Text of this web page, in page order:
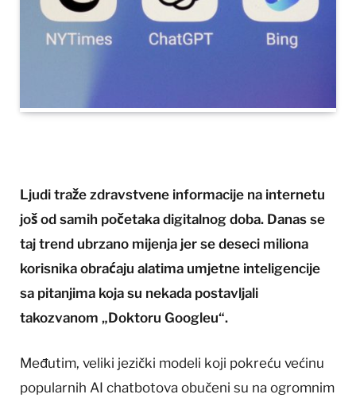
Ljudi traže zdravstvene informacije na internetu
još od samih početaka digitalnog doba. Danas se
taj trend ubrzano mijenja jer se deseci miliona
korisnika obraćaju alatima umjetne inteligencije
sa pitanjima koja su nekada postavljali
takozvanom „Doktoru Googleu“.
Međutim, veliki jezički modeli koji pokreću većinu
popularnih AI chatbotova obučeni su na ogromnim